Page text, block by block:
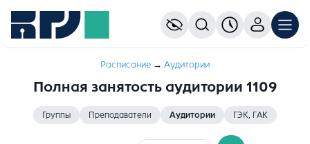
Расписание → Аудитории
Полная занятость аудитории 1109
Группы Преподаватели Аудитории ГЭК, ГАК